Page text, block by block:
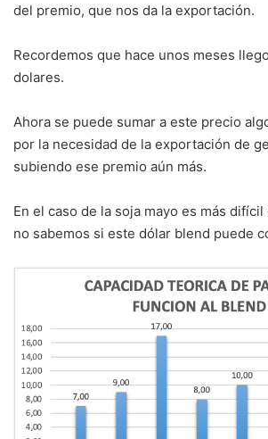
del premio, que nos da la exportación.
Recordemos que hace unos meses
dolares.
Ahora se puede sumar a este precio
por la necesidad de la exportación de
subiendo ese premio aún más.
En el caso de la soja mayo es más
no sabemos si este dólar blend puede